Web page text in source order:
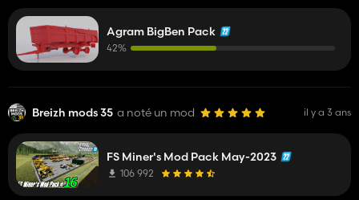
Agram BigBen Pack
42%
Breizh mods 35 a noté un mod il y a 3 ans
FS Miner's Mod Pack May-2023
106 992